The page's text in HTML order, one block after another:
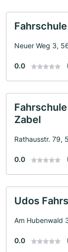
Neuer Weg 3,
0.0
Zabel
Rathausstr. 79,
0.0
Udos
Am Hubenwald
0.0